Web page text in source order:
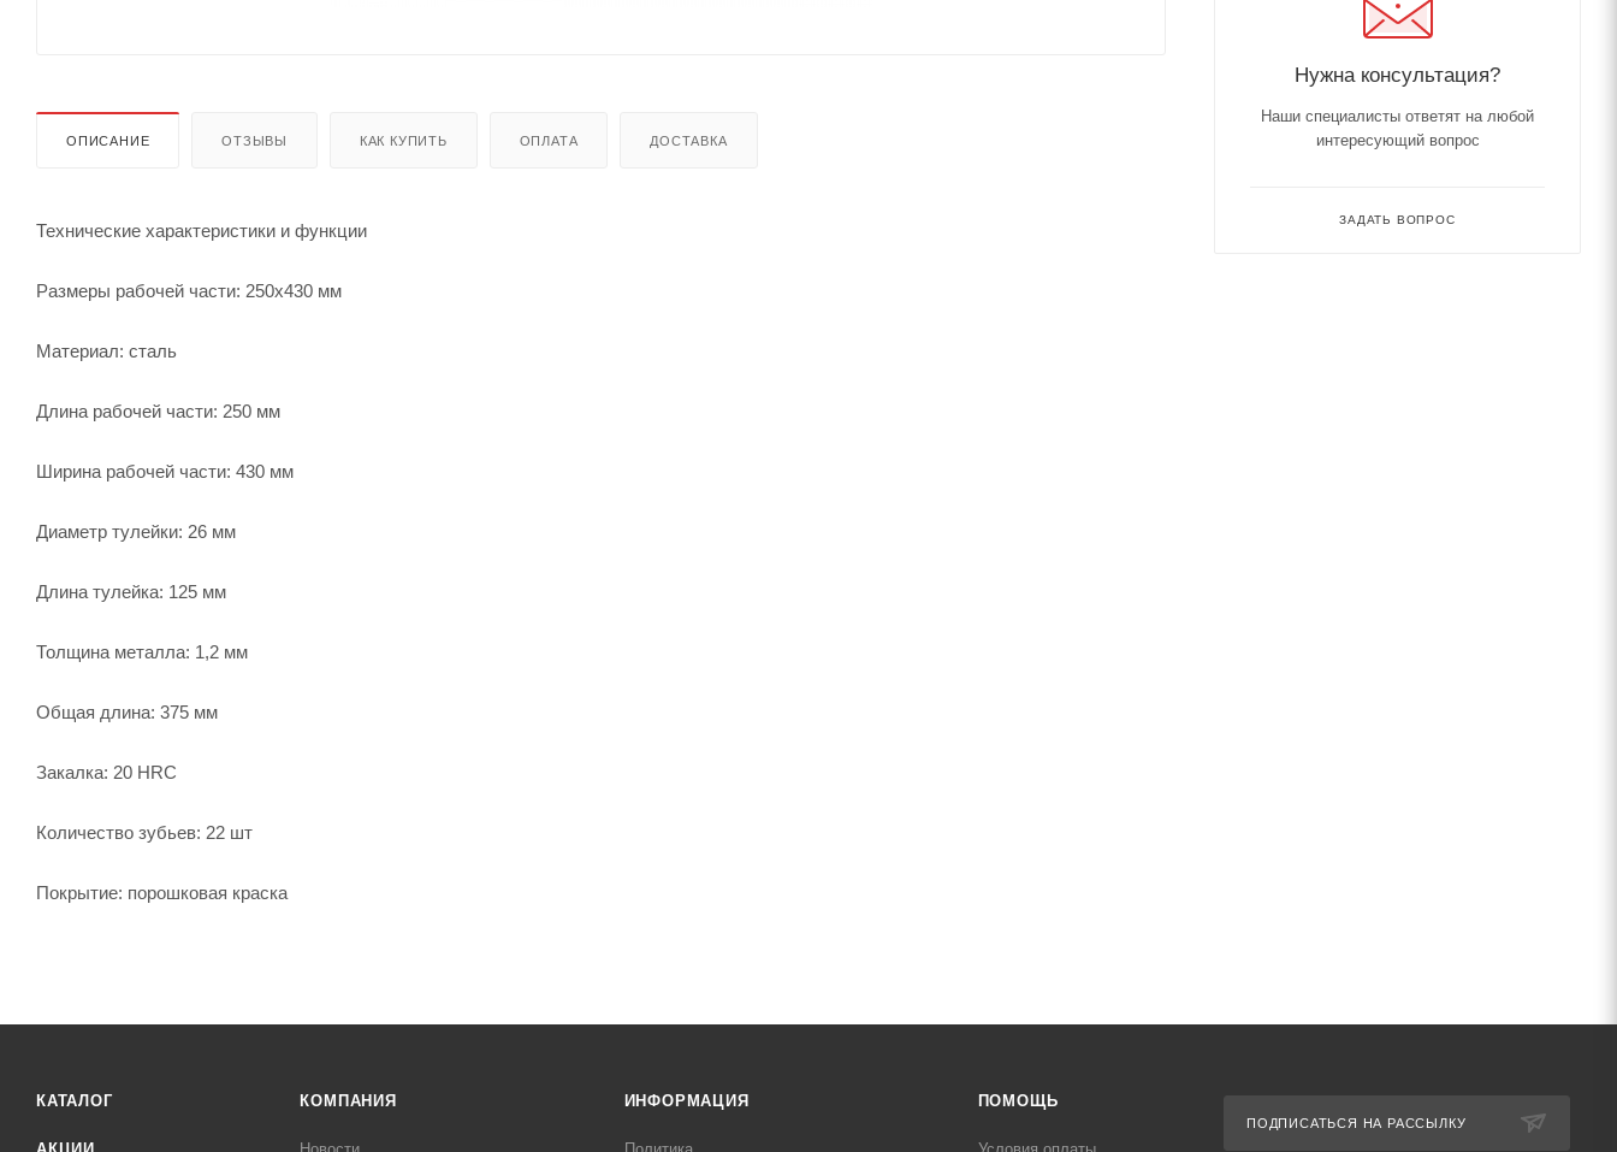
ОПИСАНИЕ ОТЗЫВЫ КАК КУПИТЬ ОПЛАТА ДОСТАВКА
Технические характеристики и функции
Размеры рабочей части: 250х430 мм
Материал: сталь
Длина рабочей части: 250 мм
Ширина рабочей части: 430 мм
Диаметр тулейки: 26 мм
Длина тулейка: 125 мм
Толщина металла: 1,2 мм
Общая длина: 375 мм
Закалка: 20 HRC
Количество зубьев: 22 шт
Покрытие: порошковая краска
Нужна консультация?
Наши специалисты ответят на любой
интересующий вопрос
ЗАДАТЬ ВОПРОС
КАТАЛОГ КОМПАНИЯ ИНФОРМАЦИЯ ПОМОЩЬ
ПОДПИСАТЬСЯ НА РАССЫЛКУ